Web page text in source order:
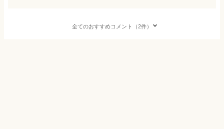
全てのおすすめコメント（2件）